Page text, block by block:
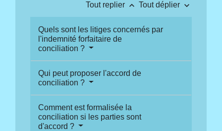
Tout replier keyboard_arrow_up Tout déplier keyboard_arrow_down
Quels sont les litiges concernés par
l'indemnité forfaitaire de
conciliation ?
Qui peut proposer l'accord de
conciliation ?
Comment est formalisée la
conciliation si les parties sont
d'accord ?